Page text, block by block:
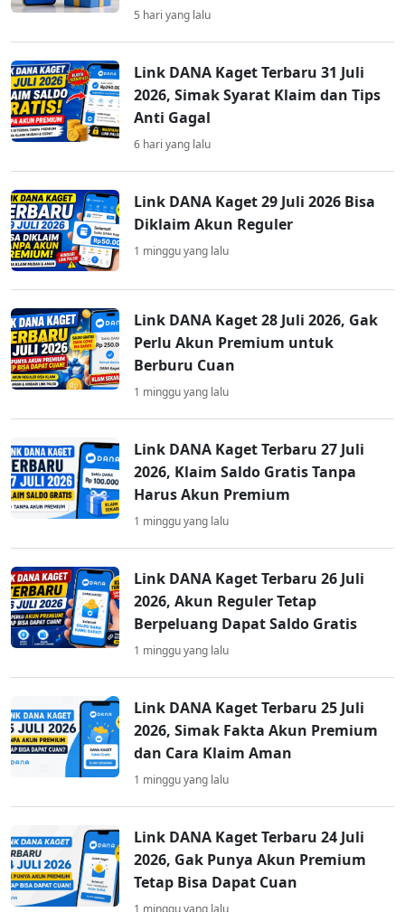
5 hari yang lalu
Link DANA Kaget Terbaru 31 Juli
2026, Simak Syarat Klaim dan Tips
Anti Gagal
6 hari yang lalu
Link DANA Kaget 29 Juli 2026 Bisa
Diklaim Akun Reguler
1 minggu yang lalu
Link DANA Kaget 28 Juli 2026, Gak
Perlu Akun Premium untuk
Berburu Cuan
1 minggu yang lalu
Link DANA Kaget Terbaru 27 Juli
2026, Klaim Saldo Gratis Tanpa
Harus Akun Premium
1 minggu yang lalu
Link DANA Kaget Terbaru 26 Juli
2026, Akun Reguler Tetap
Berpeluang Dapat Saldo Gratis
1 minggu yang lalu
Link DANA Kaget Terbaru 25 Juli
2026, Simak Fakta Akun Premium
dan Cara Klaim Aman
1 minggu yang lalu
Link DANA Kaget Terbaru 24 Juli
2026, Gak Punya Akun Premium
Tetap Bisa Dapat Cuan